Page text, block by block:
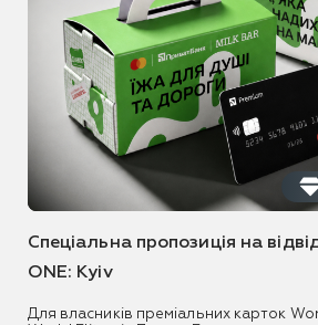
Спеціальна пропозиція на
ONE: Kyiv
Для власників преміальних карток